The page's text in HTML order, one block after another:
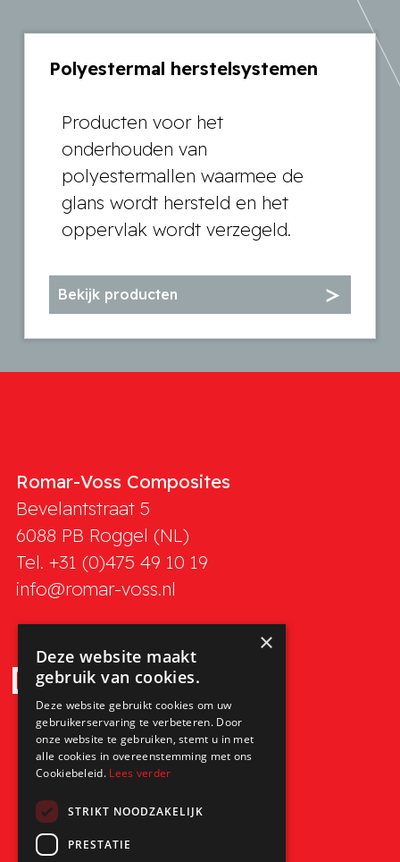
Polyestermal herstelsystemen
Producten voor het
onderhouden van
polyestermallen waarmee de
glans wordt hersteld en het
oppervlak wordt verzegeld.
Bekijk producten
Romar-Voss Composites
Bevelantstraat 5
6088 PB Roggel (NL)
Tel. +31 (0)475 49 10 19
info@romar-voss.nl
×
Deze website maakt
gebruik van cookies.
Deze website gebruikt cookies om uw
gebruikerservaring te verbeteren. Door
onze website te gebruiken, stemt u in met
alle cookies in overeenstemming met ons
Cookiebeleid. Lees verder
STRIKT NOODZAKELIJK
PRESTATIE